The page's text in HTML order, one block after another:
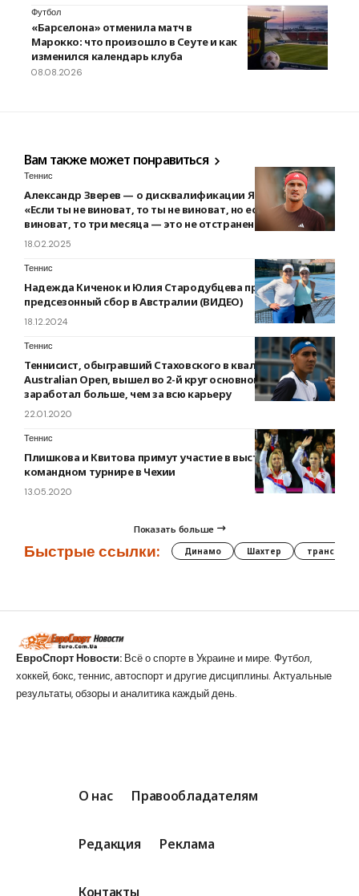
Футбол
«Барселона» отменила матч в
Марокко: что произошло в Сеуте и как
изменился календарь клуба
08.08.2026
Вам также может понравиться
Теннис
Александр Зверев — о дисквалификации Янника Синнера:
«Если ты не виноват, то ты не виноват, но если ты
виноват, то три месяца — это не отстранение»
18.02.2025
Теннис
Надежда Киченок и Юлия Стародубцева проводят
предсезонный сбор в Австралии (ВИДЕО)
18.12.2024
Теннис
Теннисист, обыгравший Стаховского в квалификации
Australian Open, вышел во 2-й круг основной сетки и уже
заработал больше, чем за всю карьеру
22.01.2020
Теннис
Плишкова и Квитова примут участие в выставочном
командном турнире в Чехии
13.05.2020
Показать больше
Быстрые ссылки: Динамо Шахтер трансферы
ЕвроСпорт Новости: Всё о спорте в Украине и мире. Футбол,
хоккей, бокс, теннис, автоспорт и другие дисциплины. Актуальные
результаты, обзоры и аналитика каждый день.
О нас Правообладателям
Редакция Реклама
Контакты